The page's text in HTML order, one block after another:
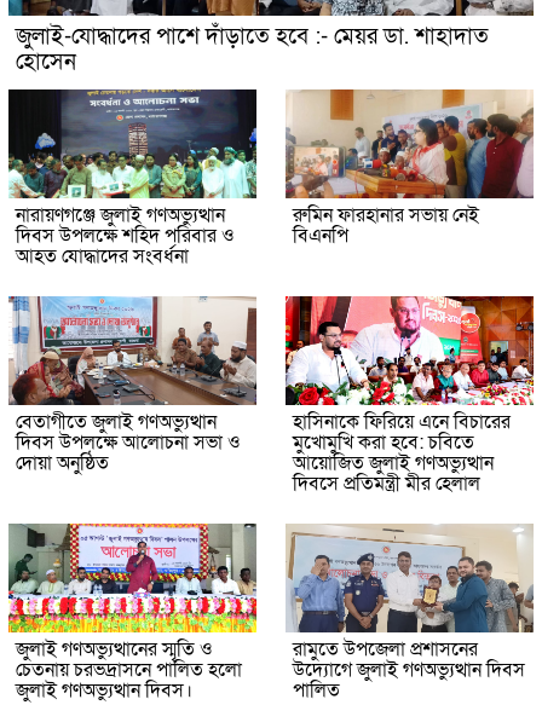
জুলাই-যোদ্ধাদের পাশে দাঁড়াতে হবে :- মেয়র ডা. শাহাদাত
হোসেন
নারায়ণগঞ্জে জুলাই গণঅভ্যুত্থান
দিবস উপলক্ষে শহিদ পরিবার ও
আহত যোদ্ধাদের সংবর্ধনা
রুমিন ফারহানার সভায় নেই
বিএনপি
বেতাগীতে জুলাই গণঅভ্যুত্থান
দিবস উপলক্ষে আলোচনা সভা ও
দোয়া অনুষ্ঠিত
হাসিনাকে ফিরিয়ে এনে বিচারের
মুখোমুখি করা হবে: চবিতে
আয়োজিত জুলাই গণঅভ্যুত্থান
দিবসে প্রতিমন্ত্রী মীর হেলাল
জুলাই গণঅভ্যুত্থানের স্মৃতি ও
চেতনায় চরভদ্রাসনে পালিত হলো
জুলাই গণঅভ্যুত্থান দিবস।
রামুতে উপজেলা প্রশাসনের
উদ্যোগে জুলাই গণঅভ্যুত্থান দিবস
পালিত